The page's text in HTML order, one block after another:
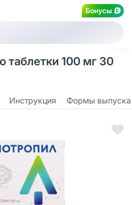
Бонусы
таблетки 100 мг 30
Инструкция Формы выпуска